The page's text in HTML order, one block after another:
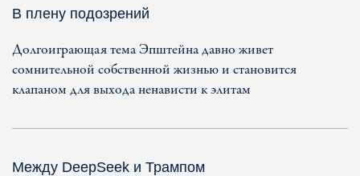
В плену подозрений
Долгоиграющая тема Эпштейна давно живет
сомнительной собственной жизнью и становится
клапаном для выхода ненависти к элитам
Между DeepSeek и Трампом